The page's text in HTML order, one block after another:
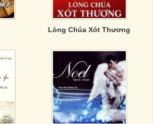
Lòng Chúa Xót Thương